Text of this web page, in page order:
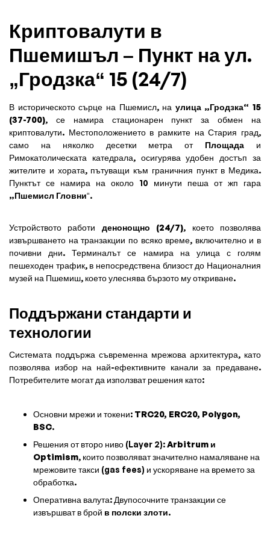
Криптовалути в
Пшемишъл – Пункт на ул.
„Гродзка“ 15 (24/7)
В историческото сърце на Пшемисл, на улица „Гродзка“ 15
(37-700), се намира стационарен пункт за обмен на
криптовалути. Местоположението в рамките на Стария град,
само на няколко десетки метра от Площада и
Римокатолическата катедрала, осигурява удобен достъп за
жителите и хората, пътуващи към граничния пункт в Медика.
Пунктът се намира на около 10 минути пеша от жп гара
„Пшемисл Гловни“.
Устройството работи денонощно (24/7), което позволява
извършването на транзакции по всяко време, включително и в
почивни дни. Терминалът се намира на улица с голям
пешеходен трафик, в непосредствена близост до Националния
музей на Пшемиш, което улеснява бързото му откриване.
Поддържани стандарти и
технологии
Системата поддържа съвременна мрежова архитектура, като
позволява избор на най-ефективните канали за предаване.
Потребителите могат да използват решения като:
Основни мрежи и токени: TRC20, ERC20, Polygon,
BSC.
Решения от второ ниво (Layer 2):Arbitrum и
Optimism, които позволяват значително намаляване на
мрежовите такси (gas fees) и ускоряване на времето за
обработка.
Оперативна валута: Двупосочните транзакции се
извършват в брой в полски злоти.